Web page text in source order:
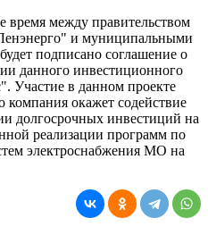
время между правительством
и муниципальными
подписано соглашение о
данного инвестиционного
Участие в данном проекте
компания окажет содействие
долгосрочных инвестиций на
реализации программ по
электроснабжения МО на